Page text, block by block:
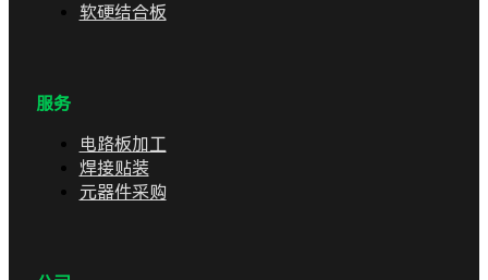
软硬结合板
服务
电路板加工
焊接贴装
元器件采购